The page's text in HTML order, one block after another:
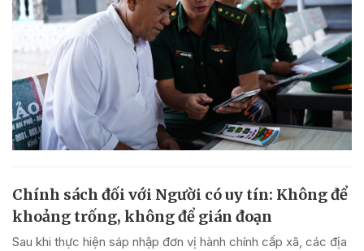
Chính sách đối với Người có uy tín: Không để
khoảng trống, không để gián đoạn
Sau khi thực hiện sáp nhập đơn vị hành chính cấp xã, các địa